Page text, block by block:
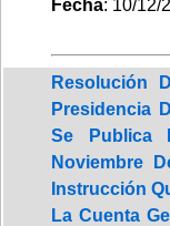
Fecha: 10/12/
Resolución
Presidencia
Se Publica
Noviembre
Instrucción
La Cuenta